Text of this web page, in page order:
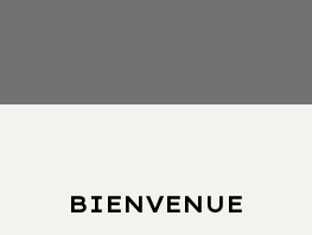
BIENVENUE